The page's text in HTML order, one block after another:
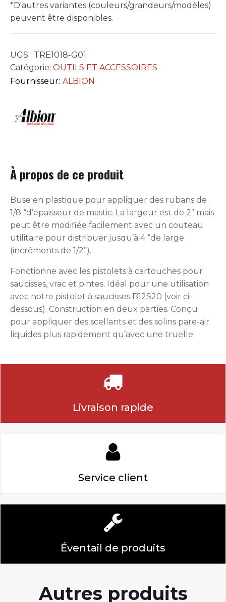
2-
4po
*D'autres variantes (couleurs/grandeurs/modèles)
peuvent être disponibles.
UGS : TRE1018-G01
Catégorie: OUTILS ET ACCESSOIRES
Fournisseur: ALBION
À propos de ce produit
Buse en plastique pour appliquer des rubans de
1/8 “d’épaisseur de mastic. La largeur est de 2” mais
peut être modifiée facilement avec un couteau
utilitaire pour distribuer jusqu’à 4 “de large
(incréments de 1/2”).
Fonctionne avec les pistolets à cartouches pour
saucisses, vrac et pintes. Idéal pour une utilisation
avec notre pistolet à saucisses B12S20 (voir ci-
dessous). Construction en deux parties. Conçu
pour appliquer des scellants et des solins pare-air
liquides plus rapidement qu’avec une truelle
Livraison rapide
Service client
Éventail de produits
Autres produits